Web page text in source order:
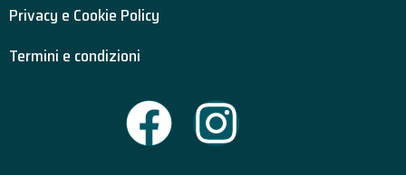
Privacy e Cookie Policy
Termini e condizioni